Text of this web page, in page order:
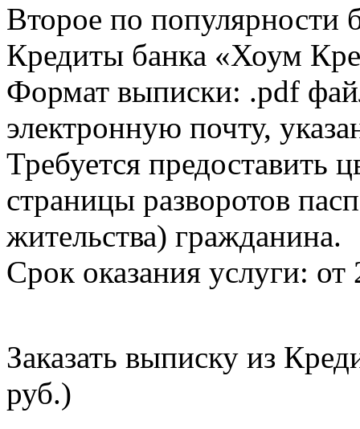
Второе по популярности
Кредиты банка «Хоум
Формат выписки: .pdf
электронную почту,
Требуется предоставить
страницы разворотов
жительства) гражданина.
Срок оказания услуги: от
Заказать выписку из
руб.)